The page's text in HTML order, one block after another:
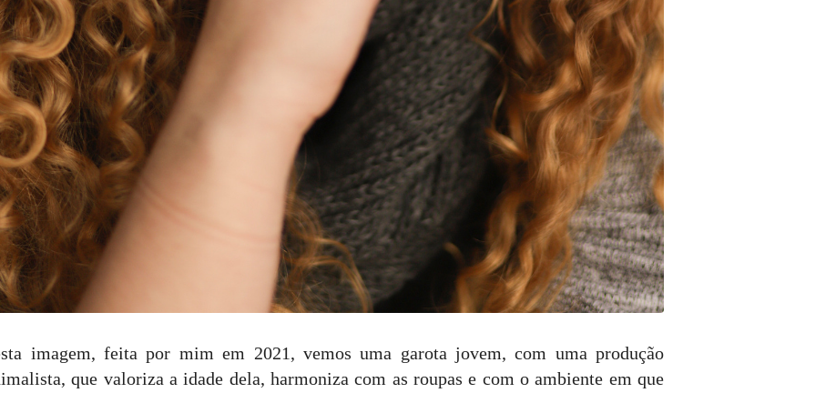
imagem, feita por mim em 2021, vemos uma garota jovem, com uma produção
que valoriza a idade dela, harmoniza com as roupas e com o ambiente em que